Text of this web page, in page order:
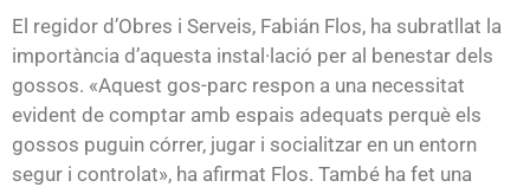
El regidor d’Obres i Serveis, Fabián Flos, ha subratllat la
importància d’aquesta instal·lació per al benestar dels
gossos. «Aquest gos-parc respon a una necessitat
evident de comptar amb espais adequats perquè els
gossos puguin córrer, jugar i socialitzar en un entorn
segur i controlat», ha afirmat Flos. També ha fet una